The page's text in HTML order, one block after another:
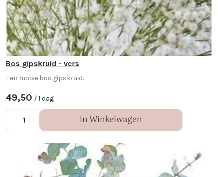
Bos gipskruid - vers
Een mooie bos gipskruid.
49,50 / 1 dag
In Winkelwagen